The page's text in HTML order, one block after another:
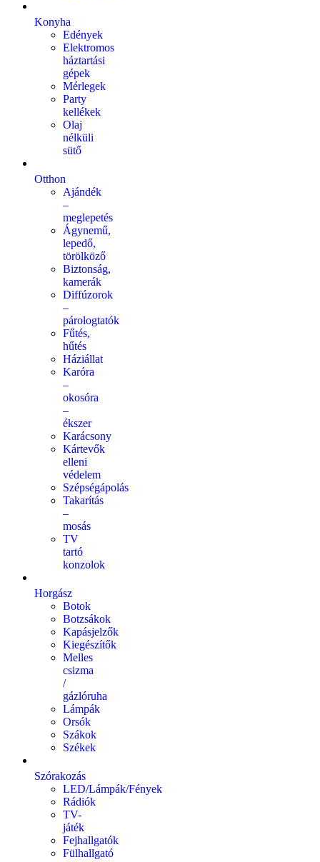
Konyha
Edények
Elektromos
háztartási
gépek
Mérlegek
Party
kellékek
Olaj
nélküli
sütő
Otthon
Ajándék
–
meglepetés
Ágynemű,
lepedő,
törölköző
Biztonság,
kamerák
Diffúzorok
–
párologtatók
Fűtés,
hűtés
Háziállat
Karóra
–
okosóra
–
ékszer
Karácsony
Kártevők
elleni
védelem
Szépségápolás
Takarítás
–
mosás
TV
tartó
konzolok
Horgász
Botok
Botzsákok
Kapásjelzők
Kiegészítők
Melles
csizma
/
gázlóruha
Lámpák
Orsók
Szákok
Székek
Szórakozás
LED/Lámpák/Fények
Rádiók
TV-
játék
Fejhallgatók
Fülhallgató